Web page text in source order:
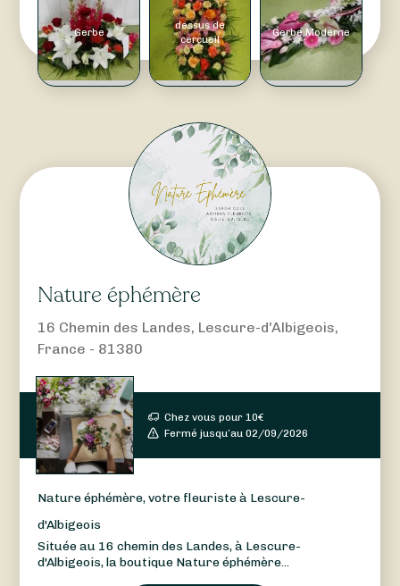
Gerbe
dessus de
cercueil
Gerbe Moderne
Nature éphémère
16 Chemin des Landes, Lescure-d'Albigeois,
France - 81380
Chez vous pour10€
Fermé jusqu’au 02/09/2026
Nature éphémère, votre fleuriste à Lescure-
d'Albigeois
Située au 16 chemin des Landes, à Lescure-
d'Albigeois, la boutique Nature éphémère...